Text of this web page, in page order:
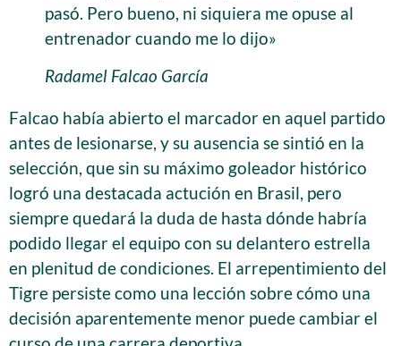
pasó. Pero bueno, ni siquiera me opuse al
entrenador cuando me lo dijo»
Radamel Falcao García
Falcao había abierto el marcador en aquel partido
antes de lesionarse, y su ausencia se sintió en la
selección, que sin su máximo goleador histórico
logró una destacada actución en Brasil, pero
siempre quedará la duda de hasta dónde habría
podido llegar el equipo con su delantero estrella
en plenitud de condiciones. El arrepentimiento del
Tigre persiste como una lección sobre cómo una
decisión aparentemente menor puede cambiar el